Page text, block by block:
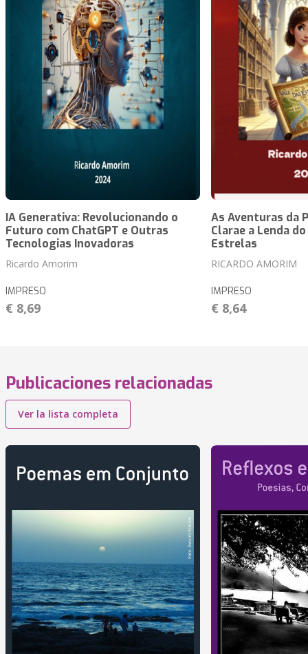
IA Generativa: Revolucionando o
Futuro com ChatGPT e Outras
Tecnologias Inovadoras
Ricardo Amorim
IMPRESO
€ 8,69
As Aventuras da
Clarae a Lenda
Estrelas
RICARDO AMORIM
IMPRESO
€ 8,64
Publicaciones relacionadas
Ver la lista completa